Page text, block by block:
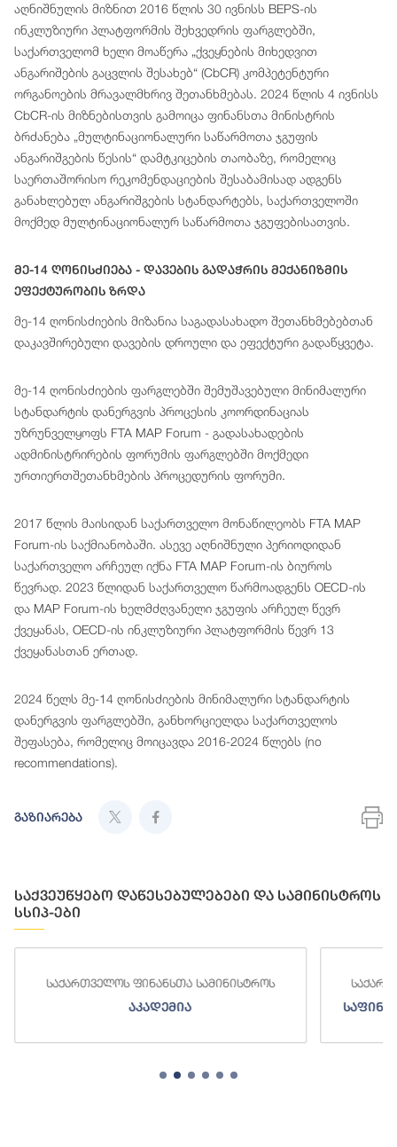
აღნიშნულის მიზნით 2016 წლის 30 ივნისს BEPS-ის
ინკლუზიური პლატფორმის შეხვედრის ფარგლებში,
საქართველომ ხელი მოაწერა „ქვეყნების მიხედვით
ანგარიშების გაცვლის შესახებ“ (CbCR) კომპეტენტური
ორგანოების მრავალმხრივ შეთანხმებას. 2024 წლის 4 ივნისს
CbCR-ის მიზნებისთვის გამოიცა ფინანსთა მინისტრის
ბრძანება „მულტინაციონალური საწარმოთა ჯგუფის
ანგარიშგების წესის“ დამტკიცების თაობაზე, რომელიც
საერთაშორისო რეკომენდაციების შესაბამისად ადგენს
განახლებულ ანგარიშგების სტანდარტებს, საქართველოში
მოქმედ მულტინაციონალურ საწარმოთა ჯგუფებისათვის.
Მე-14 Ღონისძიება - Დავების Გადაჭრის Მექანიზმის
Ეფექტურობის Ზრდა
მე-14 ღონისძიების მიზანია საგადასახადო შეთანხმებებთან
დაკავშირებული დავების დროული და ეფექტური გადაწყვეტა.
მე-14 ღონისძიების ფარგლებში შემუშავებული მინიმალური
სტანდარტის დანერგვის პროცესის კოორდინაციას
უზრუნველყოფს FTA MAP Forum - გადასახადების
ადმინისტრირების ფორუმის ფარგლებში მოქმედი
ურთიერთშეთანხმების პროცედურის ფორუმი.
2017 წლის მაისიდან საქართველო მონაწილეობს FTA MAP
Forum-ის საქმიანობაში. ასევე აღნიშნული პერიოდიდან
საქართველო არჩეულ იქნა FTA MAP Forum-ის ბიუროს
წევრად. 2023 წლიდან საქართველო წარმოადგენს OECD-ის
და MAP Forum-ის ხელმძღვანელი ჯგუფის არჩეულ წევრ
ქვეყანას, OECD-ის ინკლუზიური პლატფორმის წევრ 13
ქვეყანასთან ერთად.
2024 წელს მე-14 ღონისძიების მინიმალური სტანდარტის
დანერგვის ფარგლებში, განხორციელდა საქართველოს
შეფასება, რომელიც მოიცავდა 2016-2024 წლებს (no
recommendations).
გაზიარება
საქვეუწყებო დაწესებულებები და სამინისტროს
სსიპ-ები
საქართველოს ფინანსთა სამინისტროს
აკადემია